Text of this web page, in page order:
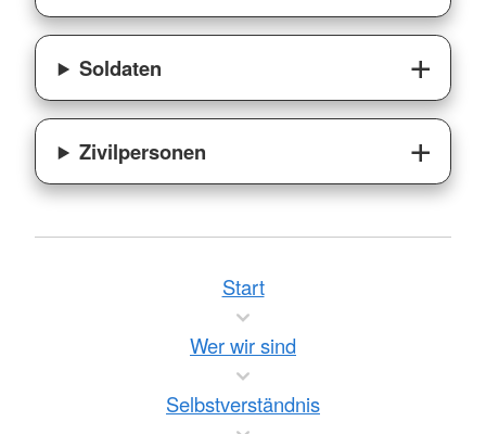
Soldaten
Zivilpersonen
Start
Wer wir sind
Selbstverständnis